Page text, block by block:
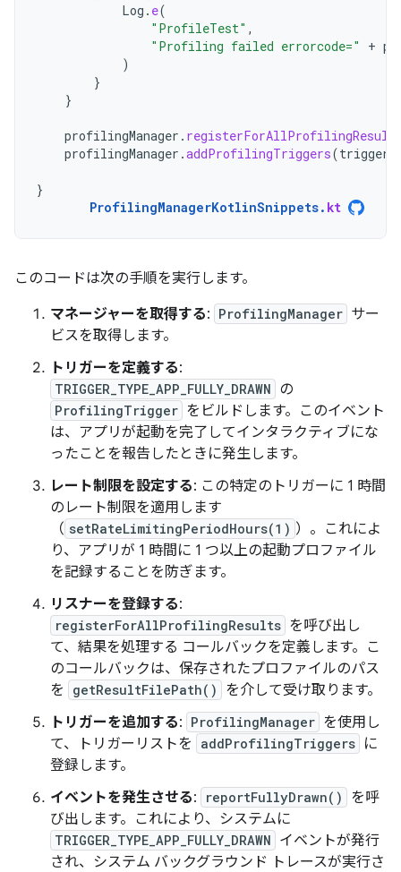
Log . e(
"ProfileTest" ,
"Profiling failed errorcode="
+
)
}
}
profilingManager .
profilingManager .addProfilingTriggers(triggers
}
ProfilingManagerKotlinSnippets. kt
このコードは次の手順を実行します。
マネージャーを取得する: ProfilingManager サー
ビスを取得します。
トリガーを定義する:
TRIGGER_TYPE_APP_FULLY_DRAWN の
ProfilingTrigger をビルドします。このイベント
は、アプリが起動を完了してインタラクティブにな
ったことを報告したときに発生します。
レート制限を設定する: この特定のトリガーに 1 時間
のレート制限を適用します
（ setRateLimitingPeriodHours(1) ）。これによ
り、アプリが 1 時間に 1 つ以上の起動プロファイル
を記録することを防ぎます。
リスナーを登録する:
registerForAllProfilingResults を呼び出し
て、結果を処理する コールバックを定義します。こ
のコールバックは、保存されたプロファイルのパス
を
getResultFilePath()
を介して受け取ります。
トリガーを追加する: ProfilingManager を使用し
て、トリガーリストを
addProfilingTriggers に
登録します。
イベントを発生させる: reportFullyDrawn()
を呼
び出します。これにより、システムに
TRIGGER_TYPE_APP_FULLY_DRAWN イベントが発行
され、システム バックグラウンド トレースが実行さ